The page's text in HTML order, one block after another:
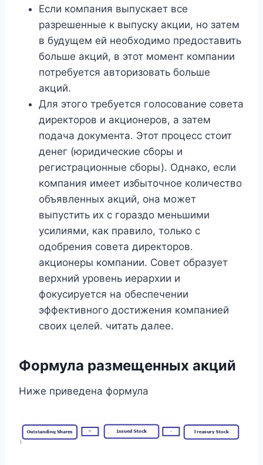
Если компания выпускает все
разрешенные к выпуску акции, но затем
в будущем ей необходимо предоставить
больше акций, в этот момент компании
потребуется авторизовать больше
акций.
Для этого требуется голосование совета
директоров и акционеров, а затем
подача документа. Этот процесс стоит
денег (юридические сборы и
регистрационные сборы). Однако, если
компания имеет избыточное количество
объявленных акций, она может
выпустить их с гораздо меньшими
усилиями, как правило, только с
одобрения совета директоров.
акционеры компании. Совет образует
верхний уровень иерархии и
фокусируется на обеспечении
эффективного достижения компанией
своих целей. читать далее.
Формула размещенных акций
Ниже приведена формула